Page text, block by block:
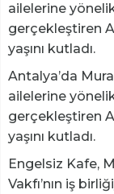
ailelerine
gerçekleştiren
yaşını kutladı.
Antalya’da
ailelerine
gerçekleştiren
yaşını kutladı.
Engelsiz Kafe,
Vakfı’nın iş